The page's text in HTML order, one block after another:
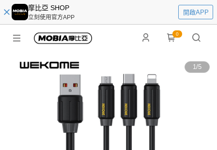
摩比亞 SHOP
立刻使用官方APP
開啟APP
0
1/5